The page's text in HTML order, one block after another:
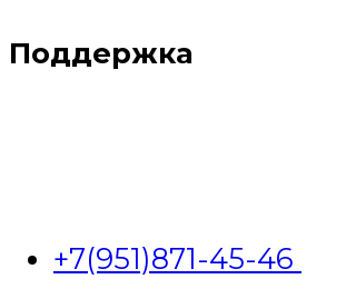
Поддержка
+7(951)871-45-46